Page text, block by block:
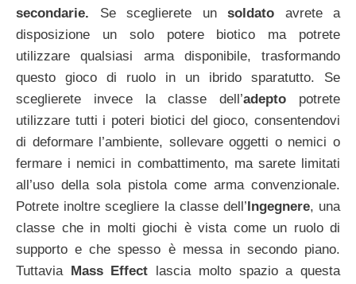
secondarie. Se sceglierete un soldato avrete a
disposizione un solo potere biotico ma potrete
utilizzare qualsiasi arma disponibile, trasformando
questo gioco di ruolo in un ibrido sparatutto. Se
sceglierete invece la classe dell’adepto potrete
utilizzare tutti i poteri biotici del gioco, consentendovi
di deformare l’ambiente, sollevare oggetti o nemici o
fermare i nemici in combattimento, ma sarete limitati
all’uso della sola pistola come arma convenzionale.
Potrete inoltre scegliere la classe dell’Ingegnere, una
classe che in molti giochi è vista come un ruolo di
supporto e che spesso è messa in secondo piano.
Tuttavia Mass Effect lascia molto spazio a questa